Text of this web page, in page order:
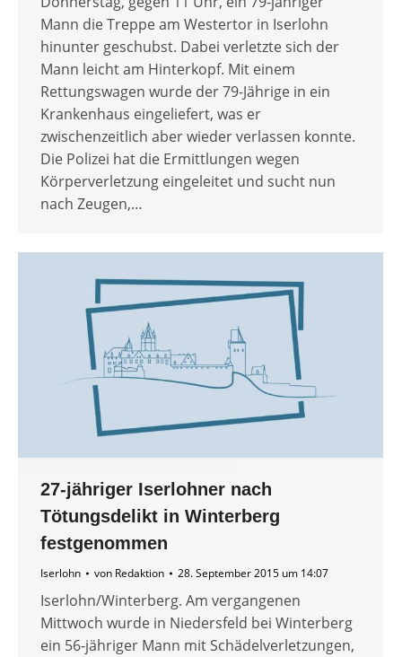
Mann die Treppe am Westertor in Iserlohn
hinunter geschubst. Dabei verletzte sich der
Mann leicht am Hinterkopf. Mit einem
Rettungswagen wurde der 79-Jährige in ein
Krankenhaus eingeliefert, was er
zwischenzeitlich aber wieder verlassen konnte.
Die Polizei hat die Ermittlungen wegen
Körperverletzung eingeleitet und sucht nun
nach Zeugen,…
27-jähriger Iserlohner nach
Tötungsdelikt in Winterberg
festgenommen
Iserlohn von Redaktion 28. September 2015 um 14:07
Iserlohn/Winterberg. Am vergangenen
Mittwoch wurde in Niedersfeld bei Winterberg
ein 56-jähriger Mann mit Schädelverletzungen,